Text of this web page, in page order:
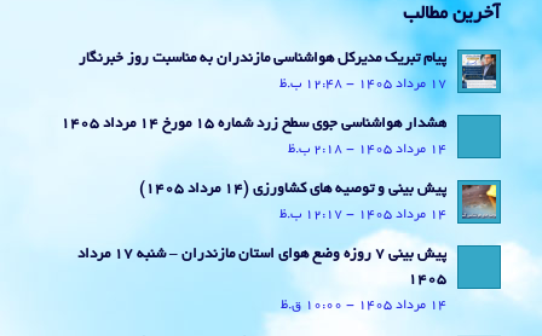
آخرین مطالب
پیام تبریک مدیرکل هواشناسی مازندران به مناسبت روز خبرنگار
17 مرداد 1405 - 12:48 ب.ظ
هشدار هواشناسی جوی سطح زرد شماره 15 مورخ 14 مرداد 1405
14 مرداد 1405 - 2:18 ب.ظ
پیش بینی و توصیه های کشاورزی (14 مرداد ۱۴۰۵)
14 مرداد 1405 - 12:17 ب.ظ
پیش بینی 7 روزه وضع هوای استان مازندران – شنبه 17 مرداد
1405
14 مرداد 1405 - 10:00 ق.ظ